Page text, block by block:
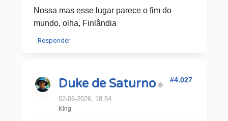
Nossa mas esse lugar parece o fim do
mundo, olha, Finlândia
Responder
Duke de Saturno
02-06-2026, 18:54
King
#4.027